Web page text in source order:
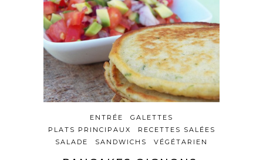
ENTRÉE
GALETTES
PLATS PRINCIPAUX
RECETTES SALÉES
SALADE
SANDWICHS VÉGÉTARIEN